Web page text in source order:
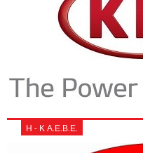
Η - Κ Α.Ε.Β.Ε.